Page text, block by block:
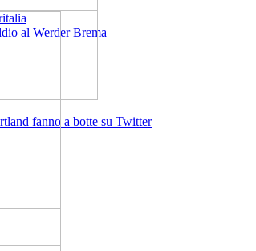
al Werder Brema
fanno a botte su Twitter